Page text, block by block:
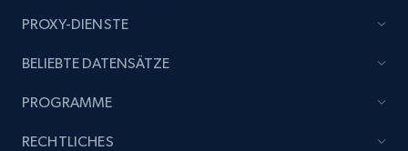
PROXY-DIENSTE
BELIEBTE DATENSÄTZE
PROGRAMME
RECHTLICHES